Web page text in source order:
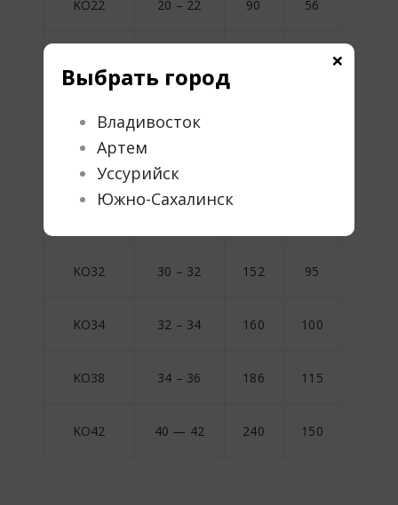
KO22 20 – 22 90 56
KO28 26 – 28
KO32 30 – 32 152 95
KO34 32 – 34 160 100
KO38 34 – 36 186 115
KO42 40 — 42 240 150
Выбрать город
Владивосток
Артем
Уссурийск
Южно-Сахалинск
×